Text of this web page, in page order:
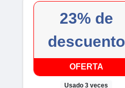
23% de
descuento
OFERTA
Usado 3 veces